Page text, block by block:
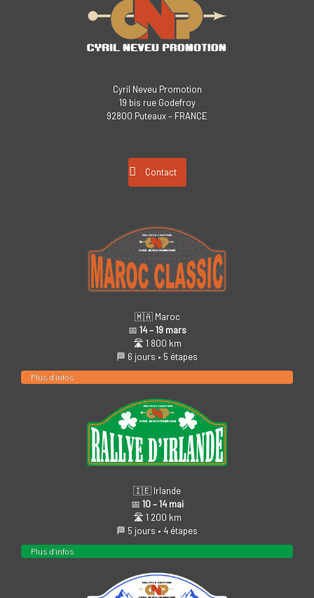
Cyril Neveu Promotion
19 bis rue Godefroy
92800 Puteaux – FRANCE
Contact
🇲🇦 Maroc
📅 14 – 19 mars
🛣️ 1 800 km
🏁 6 jours • 5 étapes
Plus d’infos
🇮🇪 Irlande
📅 10 – 14 mai
🛣️ 1 200 km
🏁 5 jours • 4 étapes
Plus d’infos